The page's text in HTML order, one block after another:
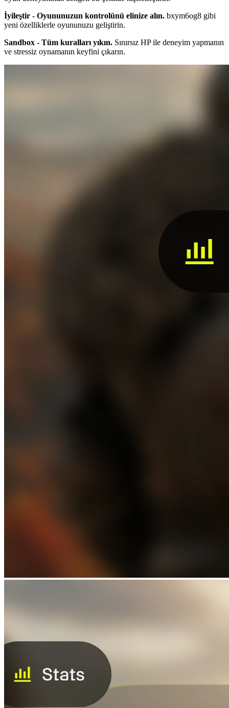
İyileştir - Oyununuzun kontrolünü elinize alın. bxym6og8 gibi
yeni özelliklerle oyununuzu geliştirin.
Sandbox - Tüm kuralları yıkın. Sınırsız HP ile deneyim yapmanın
ve stressiz oynamanın keyfini çıkarın.